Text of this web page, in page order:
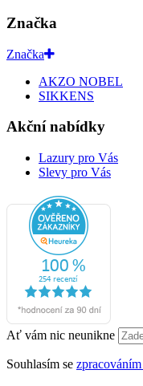
Značka
Značka
AKZO NOBEL
SIKKENS
Akční nabídky
Lazury pro Vás
Slevy pro Vás
Ať vám nic neunikne
Souhlasím se